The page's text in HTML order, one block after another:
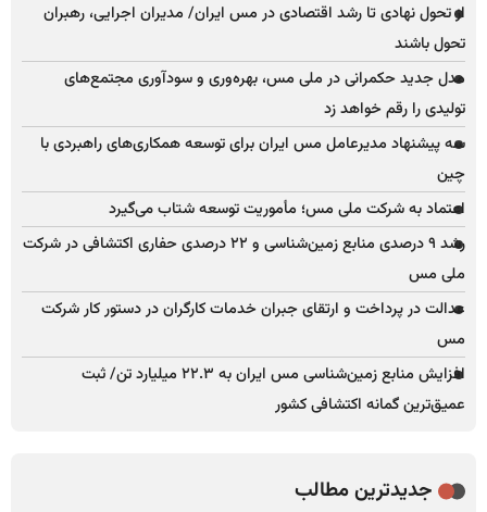
از تحول نهادی تا رشد اقتصادی در مس ایران/ مدیران اجرایی، رهبران
تحول باشند
مدل جدید حکمرانی در ملی مس، بهره‌وری و سودآوری مجتمع‌های
تولیدی را رقم خواهد زد
سه پیشنهاد مدیرعامل مس ایران برای توسعه همکاری‌های راهبردی با
چین
اعتماد به شرکت ملی مس؛ مأموریت توسعه شتاب می‌گیرد
رشد ۹ درصدی منابع زمین‌شناسی و ۲۲ درصدی حفاری اکتشافی در شرکت
ملی مس
عدالت در پرداخت و ارتقای جبران خدمات کارگران در دستور کار شرکت
مس
افزایش منابع زمین‌شناسی مس ایران به ۲۲.۳ میلیارد تن/ ثبت
عمیق‌ترین گمانه اکتشافی کشور
جدیدترین مطالب